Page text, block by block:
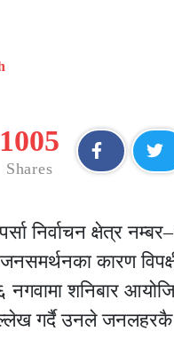
1005
Shares
निर्वाचन क्षेत्र
कारण
शनिबार
गर्दै उनले